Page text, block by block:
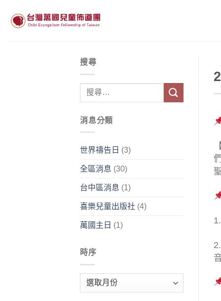
content
搜尋
消息分類
世界禱告日 (3)
全區消息 (30)
台中區消息 (1)
喜樂兒童出版社 (4)
萬國主日 (1)
時序